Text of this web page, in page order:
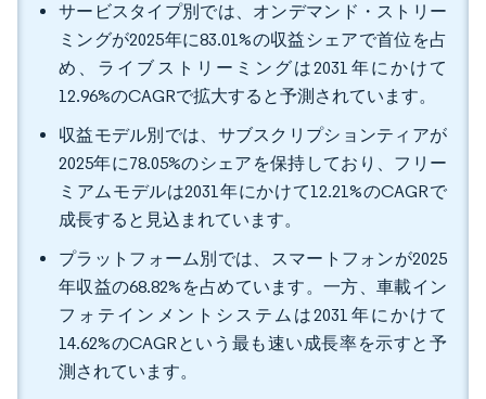
サービスタイプ別では、オンデマンド・ストリー
ミングが2025年に83.01%の収益シェアで首位を占
め、ライブストリーミングは2031年にかけて
12.96%のCAGRで拡大すると予測されています。
収益モデル別では、サブスクリプションティアが
2025年に78.05%のシェアを保持しており、フリー
ミアムモデルは2031年にかけて12.21%のCAGRで
成長すると見込まれています。
プラットフォーム別では、スマートフォンが2025
年収益の68.82%を占めています。一方、車載イン
フォテインメントシステムは2031年にかけて
14.62%のCAGRという最も速い成長率を示すと予
測されています。